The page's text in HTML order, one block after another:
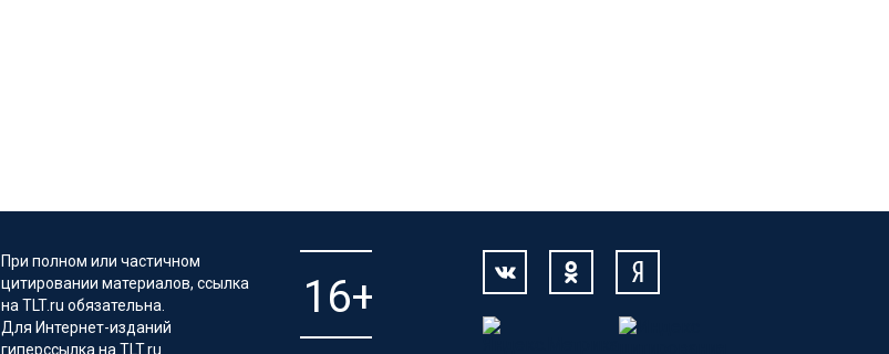
При полном или частичном
цитировании материалов, ссылка
на TLT.ru обязательна.
Для Интернет-изданий
гиперссылка на TLT.ru